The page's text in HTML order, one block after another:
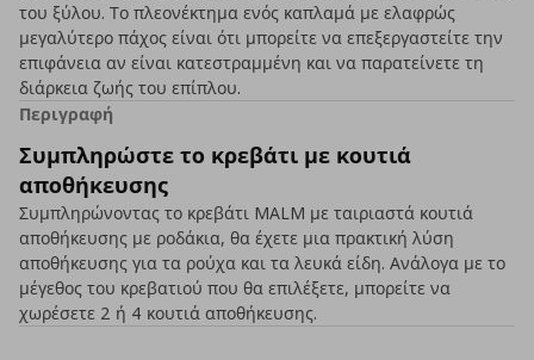
του ξύλου. Το πλεονέκτημα ενός καπλαμά με ελαφρώς
μεγαλύτερο πάχος είναι ότι μπορείτε να επεξεργαστείτε την
επιφάνεια αν είναι κατεστραμμένη και να παρατείνετε τη
διάρκεια ζωής του επίπλου.
Περιγραφή
Συμπληρώστε το κρεβάτι με κουτιά
αποθήκευσης
Συμπληρώνοντας το κρεβάτι MALM με ταιριαστά κουτιά
αποθήκευσης με ροδάκια, θα έχετε μια πρακτική λύση
αποθήκευσης για τα ρούχα και τα λευκά είδη. Ανάλογα με το
μέγεθος του κρεβατιού που θα επιλέξετε, μπορείτε να
χωρέσετε 2 ή 4 κουτιά αποθήκευσης.